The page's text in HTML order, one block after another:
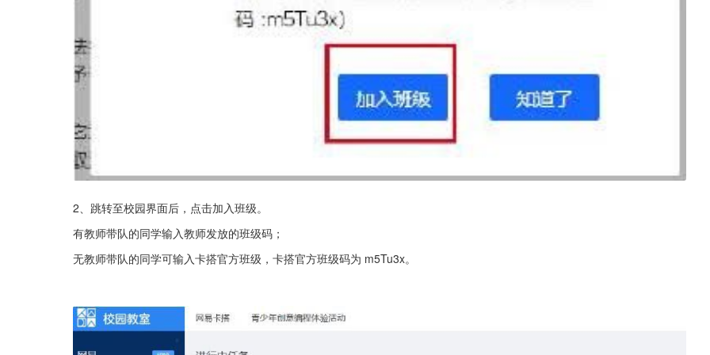
2、跳转至校园界面后，点击加入班级。
有教师带队的同学输入教师发放的班级码；
无教师带队的同学可输入卡搭官方班级，卡搭官方班级码为 m5Tu3x。